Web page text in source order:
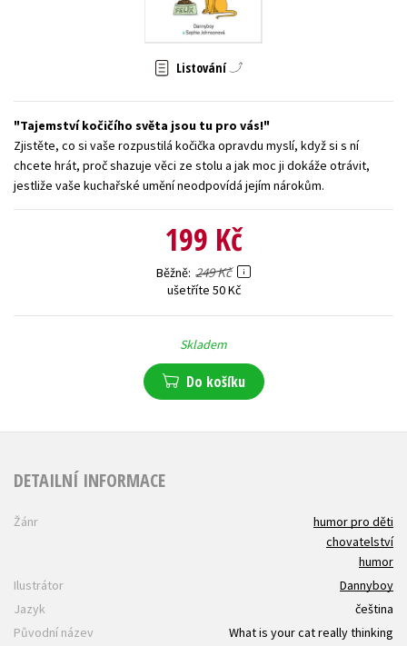
Zahraniční literatura
Všechny tituly
Listování
Tajemství kočičího světa jsou tu pro vás!
Zjistěte, co si vaše rozpustilá kočička opravdu myslí, když si s ní
chcete hrát, proč shazuje věci ze stolu a jak moc ji dokáže otrávit,
jestliže vaše kuchařské umění neodpovídá jejím nárokům.
199 Kč
Běžně 249 Kč
ušetříte 50 Kč
Skladem
Do košíku
DETAILNÍ INFORMACE
Žánr
humor pro děti
chovatelství
humor
Ilustrátor
Dannyboy
Jazyk
čeština
Původní název
What is your cat really thinking